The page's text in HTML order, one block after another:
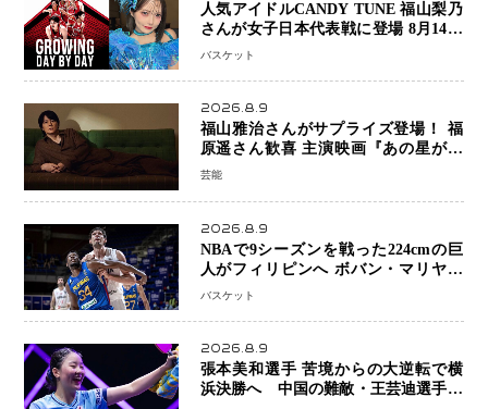
人気アイドルCANDY TUNE 福山梨乃
さんが女子日本代表戦に登場 8月14日
「三井不動産カップ」でスペシャルゲ
バスケット
2026.8.9
福山雅治さんがサプライズ登場！ 福
原遥さん歓喜 主演映画『あの星が降
る丘で、君とまた出会いたい。』舞台
芸能
2026.8.9
NBAで9シーズンを戦った224cmの巨
人がフィリピンへ ボバン・マリヤノ
ビッチ ジョーンズカップで新たな挑
バスケット
2026.8.9
張本美和選手 苦境からの大逆転で横
浜決勝へ 中国の難敵・王芸迪選手を